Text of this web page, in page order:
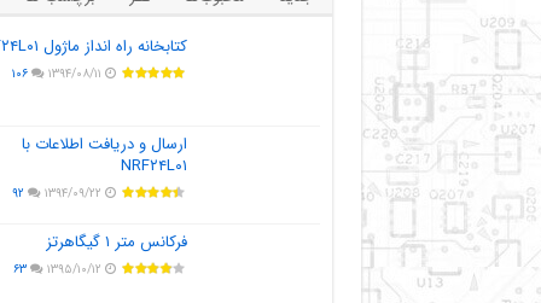
کتابخانه راه انداز ماژول NRF۲۴L۰۱
۱۳۹۴/۰۸/۱۱ ۱۰۶
ارسال و دریافت اطلاعات با
NRF۲۴L۰۱
۱۳۹۴/۰۹/۲۲ ۹۲
فرکانس متر ۱ گیگاهرتز
۱۳۹۵/۱۰/۱۲ ۶۳